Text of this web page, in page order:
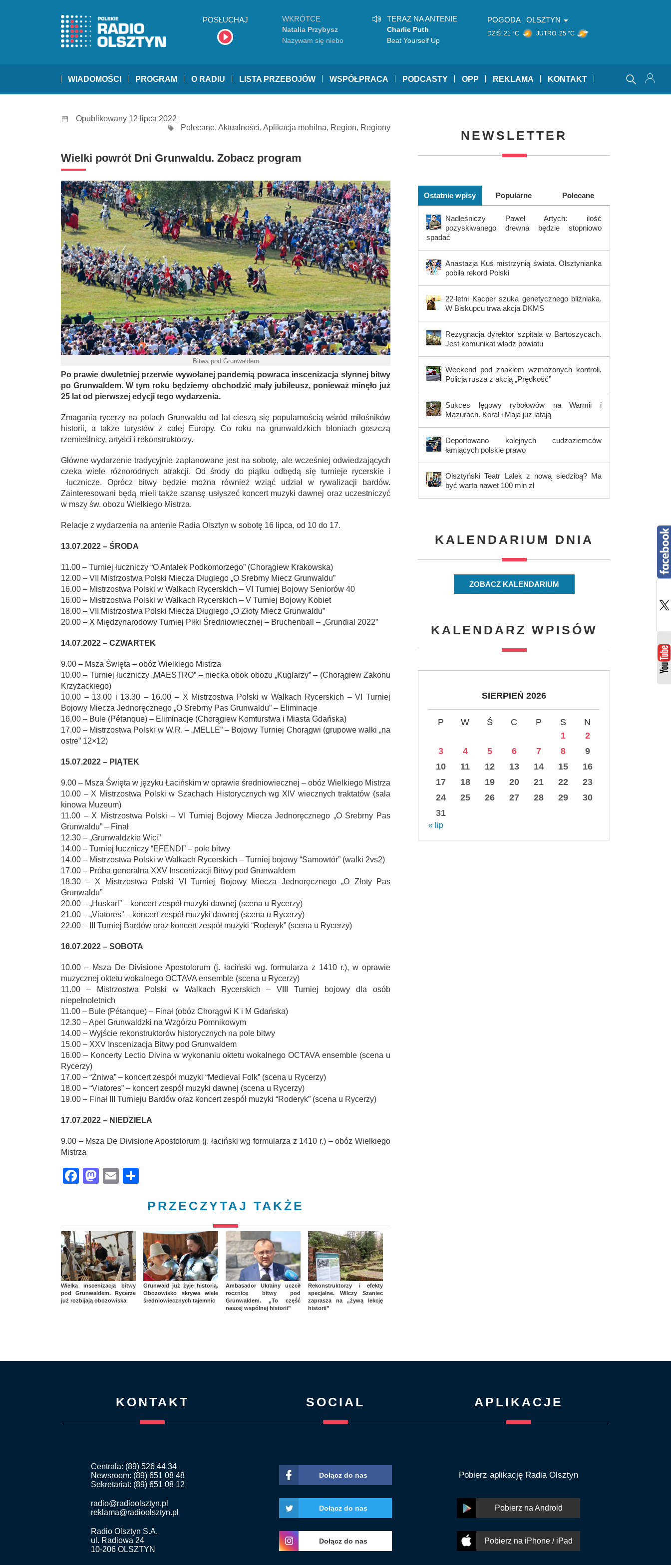
POSŁUCHAJ WKRÓTCE
Natalia Przybysz
Nazywam się niebo
TERAZ NA ANTENIE
Charlie Puth
Beat Yourself Up
POGODA OLSZTYN
DZIŚ: 21 °C JUTRO: 25 °C
WIADOMOŚCI PROGRAM O RADIU LISTA PRZEBOJÓW WSPÓŁPRACA PODCASTY OPP REKLAMA KONTAKT
Opublikowany 12 lipca 2022
Polecane, Aktualności, Aplikacja mobilna, Region, Regiony
Wielki powrót Dni Grunwaldu. Zobacz program
Bitwa pod Grunwaldem
Po prawie dwuletniej przerwie wywołanej pandemią powraca inscenizacja słynnej bitwy
po Grunwaldem. W tym roku będziemy obchodzić mały jubileusz, ponieważ minęło już
25 lat od pierwszej edycji tego wydarzenia.
Zmagania rycerzy na polach Grunwaldu od lat cieszą się popularnością wśród miłośników
historii, a także turystów z całej Europy. Co roku na grunwaldzkich błoniach goszczą
rzemieślnicy, artyści i rekonstruktorzy.
Główne wydarzenie tradycyjnie zaplanowane jest na sobotę, ale wcześniej odwiedzających
czeka wiele różnorodnych atrakcji. Od środy do piątku odbędą się turnieje rycerskie i
łucznicze. Oprócz bitwy będzie można również wziąć udział w rywalizacji bardów.
Zainteresowani będą mieli także szansę usłyszeć koncert muzyki dawnej oraz uczestniczyć
w mszy św. obozu Wielkiego Mistrza.
Relacje z wydarzenia na antenie Radia Olsztyn w sobotę 16 lipca, od 10 do 17.
13.07.2022 – ŚRODA
11.00 – Turniej łuczniczy “O Antałek Podkomorzego” (Chorągiew Krakowska)
12.00 – VII Mistrzostwa Polski Miecza Długiego „O Srebrny Miecz Grunwaldu”
16.00 – Mistrzostwa Polski w Walkach Rycerskich – VI Turniej Bojowy Seniorów 40
16.00 – Mistrzostwa Polski w Walkach Rycerskich – V Turniej Bojowy Kobiet
18.00 – VII Mistrzostwa Polski Miecza Długiego „O Złoty Miecz Grunwaldu”
20.00 – X Międzynarodowy Turniej Piłki Średniowiecznej – Bruchenball – „Grundial 2022”
14.07.2022 – CZWARTEK
9.00 – Msza Święta – obóz Wielkiego Mistrza
10.00 – Turniej łuczniczy „MAESTRO” – niecka obok obozu „Kuglarzy” – (Chorągiew Zakonu
Krzyżackiego)
10.00 – 13.00 i 13.30 – 16.00 – X Mistrzostwa Polski w Walkach Rycerskich – VI Turniej
Bojowy Miecza Jednoręcznego „O Srebrny Pas Grunwaldu” – Eliminacje
16.00 – Bule (Pétanque) – Eliminacje (Chorągiew Komturstwa i Miasta Gdańska)
17.00 – Mistrzostwa Polski w W.R. – „MELLE” – Bojowy Turniej Chorągwi (grupowe walki „na
ostre” 12×12)
15.07.2022 – PIĄTEK
9.00 – Msza Święta w języku Łacińskim w oprawie średniowiecznej – obóz Wielkiego Mistrza
10.00 – X Mistrzostwa Polski w Szachach Historycznych wg XIV wiecznych traktatów (sala
kinowa Muzeum)
11.00 – X Mistrzostwa Polski – VI Turniej Bojowy Miecza Jednoręcznego „O Srebrny Pas
Grunwaldu” – Finał
12.30 – „Grunwaldzkie Wici”
14.00 – Turniej łuczniczy “EFENDI” – pole bitwy
14.00 – Mistrzostwa Polski w Walkach Rycerskich – Turniej bojowy “Samowtór” (walki 2vs2)
17.00 – Próba generalna XXV Inscenizacji Bitwy pod Grunwaldem
18.30 – X Mistrzostwa Polski VI Turniej Bojowy Miecza Jednoręcznego „O Złoty Pas
Grunwaldu”
20.00 – „Huskarl” – koncert zespół muzyki dawnej (scena u Rycerzy)
21.00 – „Viatores” – koncert zespół muzyki dawnej (scena u Rycerzy)
22.00 – III Turniej Bardów oraz koncert zespół muzyki “Roderyk” (scena u Rycerzy)
16.07.2022 – SOBOTA
10.00 – Msza De Divisione Apostolorum (j. łaciński wg. formularza z 1410 r.), w oprawie
muzycznej oktetu wokalnego OCTAVA ensemble (scena u Rycerzy)
11.00 – Mistrzostwa Polski w Walkach Rycerskich – VIII Turniej bojowy dla osób
niepełnoletnich
11.00 – Bule (Pétanque) – Finał (obóz Chorągwi K i M Gdańska)
12.30 – Apel Grunwaldzki na Wzgórzu Pomnikowym
14.00 – Wyjście rekonstruktorów historycznych na pole bitwy
15.00 – XXV Inscenizacja Bitwy pod Grunwaldem
16.00 – Koncerty Lectio Divina w wykonaniu oktetu wokalnego OCTAVA ensemble (scena u
Rycerzy)
17.00 – “Żniwa” – koncert zespół muzyki “Medieval Folk” (scena u Rycerzy)
18.00 – “Viatores” – koncert zespół muzyki dawnej (scena u Rycerzy)
19.00 – Finał III Turnieju Bardów oraz koncert zespół muzyki “Roderyk” (scena u Rycerzy)
17.07.2022 – NIEDZIELA
9.00 – Msza De Divisione Apostolorum (j. łaciński wg formularza z 1410 r.) – obóz Wielkiego
Mistrza
Facebook
Mastodon
Email
PRZECZYTAJ TAKŻE
Wielka inscenizacja bitwy
pod Grunwaldem. Rycerze
już rozbijają obozowiska
Grunwald już żyje historią.
Obozowisko skrywa wiele
średniowiecznych tajemnic
Ambasador Ukrainy uczcił
rocznicę bitwy pod
Grunwaldem. „To część
naszej wspólnej historii”
Rekonstruktorzy i efekty
specjalne. Wilczy Szaniec
zaprasza na „żywą lekcję
historii”
NEWSLETTER
Ostatnie wpisy Popularne Polecane
Nadleśniczy Paweł Artych: ilość
pozyskiwanego drewna będzie stopniowo
spadać
Anastazja Kuś mistrzynią świata. Olsztynianka
pobiła rekord Polski
22-letni Kacper szuka genetycznego bliźniaka.
W Biskupcu trwa akcja DKMS
Rezygnacja dyrektor szpitala w Bartoszycach.
Jest komunikat władz powiatu
Weekend pod znakiem wzmożonych kontroli.
Policja rusza z akcją „Prędkość”
Sukces lęgowy rybołowów na Warmii i
Mazurach. Koral i Maja już latają
Deportowano kolejnych cudzoziemców
łamiących polskie prawo
Olsztyński Teatr Lalek z nową siedzibą? Ma
być warta nawet 100 mln zł
KALENDARIUM DNIA
ZOBACZ KALENDARIUM
KALENDARZ WPISÓW
SIERPIEŃ 2026
P W Ś C P S
N
1
2
3
4 5 6 7 8
9
10
11 12 13 14 15
16
17
18 19 20 21 22
23
24
25 26 27 28 29
30
31
« lip
KONTAKT
Centrala: (89) 526 44 34
Newsroom: (89) 651 08 48
Sekretariat: (89) 651 08 12
radio@radioolsztyn.pl
reklama@radioolsztyn.pl
Radio Olsztyn S.A.
ul. Radiowa 24
10-206 OLSZTYN
SOCIAL
Dołącz do nas
Dołącz do nas
Dołącz do nas
APLIKACJE
Pobierz aplikację Radia Olsztyn
Pobierz na Android
Pobierz na iPhone / iPad